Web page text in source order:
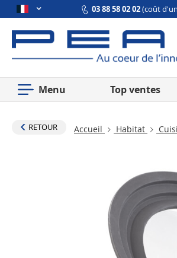
03 88 58 02 02(coût
Menu Top ventes
RETOUR Accueil Habitat